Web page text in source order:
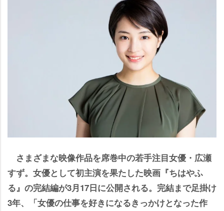
さまざまな映像作品を席巻中の若手注目女優・広瀬
すず。女優として初主演を果たした映画『ちはやふ
る』の完結編が3月17日に公開される。完結まで足掛け
3年、「女優の仕事を好きになるきっかけとなった作